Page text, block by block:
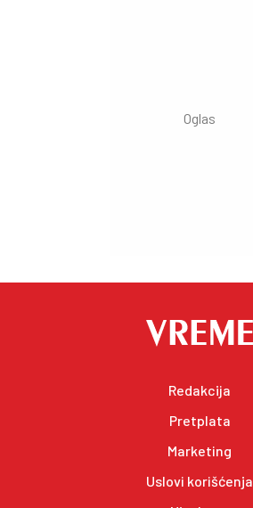
Redakcija
Pretplata
Marketing
Uslovi korišćenja